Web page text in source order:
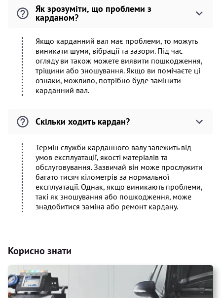
Як зрозуміти, що проблеми з
карданом?
Якщо карданний вал має проблеми, то можуть
виникати шуми, вібрації та зазори. Під час
огляду ви також можете виявити пошкодження,
тріщини або зношування. Якщо ви помічаєте ці
ознаки, можливо, потрібно буде замінити
карданний вал.
Скільки ходить кардан?
Термін служби карданного валу залежить від
умов експлуатації, якості матеріалів та
обслуговування. Зазвичай він може прослужити
багато тисяч кілометрів за нормальної
експлуатації. Однак, якщо виникають проблеми,
такі як зношування або пошкодження, може
знадобитися заміна або ремонт кардану.
Корисно знати